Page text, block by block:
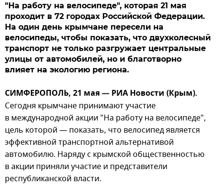
"На работу на велосипеде", которая 21 мая
проходит в 72 городах Российской Федерации.
На один день крымчане пересели на
велосипеды, чтобы показать, что двухколесный
транспорт не только разгружает центральные
улицы от автомобилей, но и благотворно
влияет на экологию региона.
СИМФЕРОПОЛЬ, 21 мая — РИА Новости (Крым).
Сегодня крымчане принимают участие
в международной акции "На работу на велосипеде",
цель которой — показать, что велосипед является
эффективной транспортной альтернативой
автомобилю. Наряду с крымской общественностью
в акции приняли участие и представители
республиканской власти.